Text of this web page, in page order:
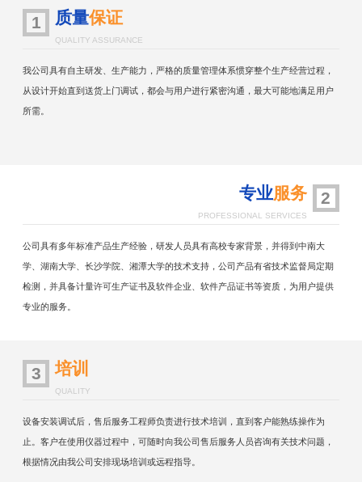
1 质量保证
QUALITY ASSURANCE
我公司具有自主研发、生产能力，严格的质量管理体系惯穿整个生产经营过程，
从设计开始直到送货上门调试，都会与用户进行紧密沟通，最大可能地满足用户
所需。
2
专业服务
PROFESSIONAL SERVICES
公司具有多年标准产品生产经验，研发人员具有高校专家背景，并得到中南大
学、湖南大学、长沙学院、湘潭大学的技术支持，公司产品有省技术监督局定期
检测，并具备计量许可生产证书及软件企业、软件产品证书等资质，为用户提供
专业的服务。
3 培训
QUALITY
设备安装调试后，售后服务工程师负责进行技术培训，直到客户能熟练操作为
止。客户在使用仪器过程中，可随时向我公司售后服务人员咨询有关技术问题，
根据情况由我公司安排现场培训或远程指导。